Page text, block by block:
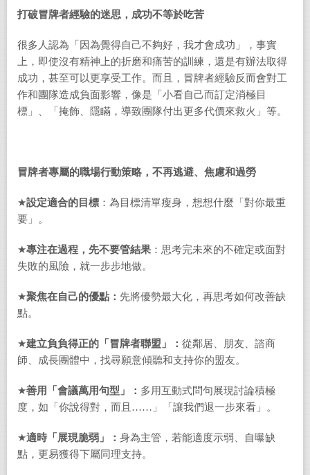
打破冒牌者經驗的迷思，成功不等於吃苦
很多人認為「因為覺得自己不夠好，我才會成功」，事實
上，即使沒有精神上的折磨和痛苦的訓練，還是有辦法取得
成功，甚至可以更享受工作。而且，冒牌者經驗反而會對工
作和團隊造成負面影響，像是「小看自己而訂定消極目
標」、「掩飾、隱瞞，導致團隊付出更多代價來救火」等。
冒牌者專屬的職場行動策略，不再逃避、焦慮和過勞
★設定適合的目標 ：為目標清單瘦身，想想什麼「對你最重
要」。
★專注在過程，先不要管結果 ：思考完未來的不確定或面對
失敗的風險，就一步步地做。
★聚焦在自己的優點： 先將優勢最大化，再思考如何改善缺
點。
★建立負負得正的「冒牌者聯盟」： 從鄰居、朋友、諮商
師、成長團體中，找尋願意傾聽和支持你的盟友。
★善用「會議萬用句型」： 多用互動式問句展現討論積極
度，如「你說得對，而且……」「讓我們退一步來看」。
★適時 「展現脆弱」： 身為主管，若能適度示弱、自曝缺
點，更易獲得下屬同理支持。